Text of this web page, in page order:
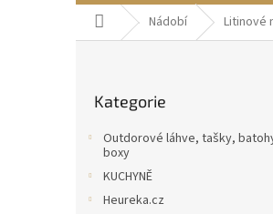
Domů Nádobí Litinové
kategorie
Kategorie
Outdorové láhve, tašky,
boxy
KUCHYNĚ
Heureka.cz